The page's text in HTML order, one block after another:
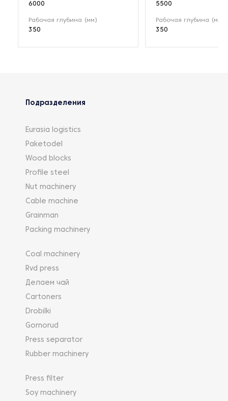
6000
Рабочая глубина (мм)
350
5500
Рабочая глубина (мм)
350
Подразделения
Eurasia logistics
Paketodel
Wood blocks
Profile steel
Nut machinery
Cable machine
Grainman
Packing machinery
Coal machinery
Rvd press
Делаем чай
Cartoners
Drobilki
Gornorud
Press separator
Rubber machinery
Press filter
Soy machinery